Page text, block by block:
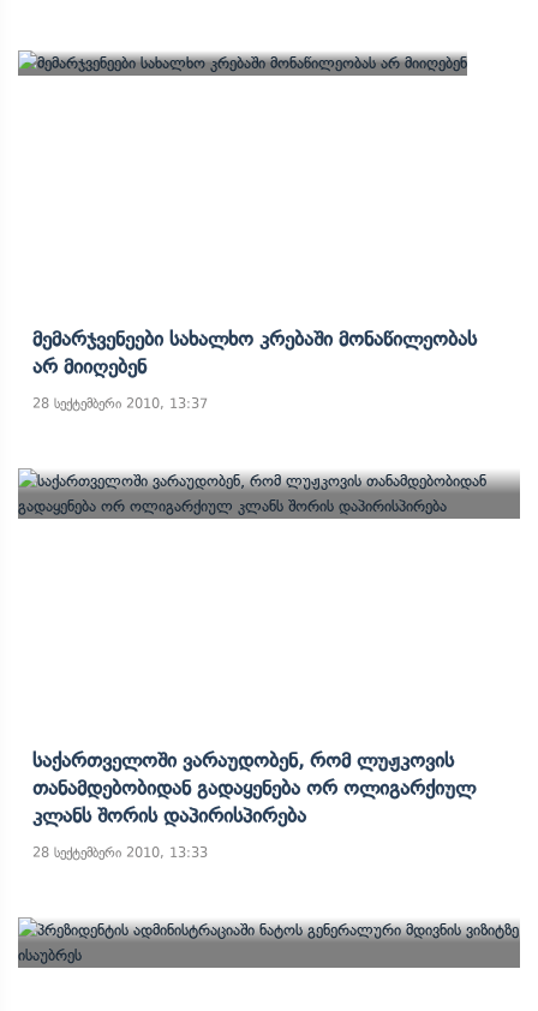
Მემარჯვენეები Სახალხო Კრებაში Მონაწილეობას
Არ Მიიღებენ
28 სექტემბერი 2010, 13:37
Საქართველოში Ვარაუდობენ, Რომ Ლუჟკოვის
Თანამდებობიდან Გადაყენება Ორ Ოლიგარქიულ
Კლანს Შორის Დაპირისპირება
28 სექტემბერი 2010, 13:33